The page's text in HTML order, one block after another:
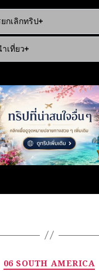
กเลิกทริป
เที่ยว
06 SOUTH AMERICA